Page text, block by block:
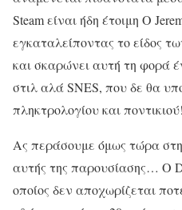
Steam είναι ήδη έτοιμη Ο
εγκαταλείποντας το είδος
και σκαρώνει αυτή τη φορά
στιλ αλά SNES, που δε θα
πληκτρολογίου και ποντικιού!
Ας περάσουμε όμως τώρα
αυτής της παρουσίασης… Ο
οποίος δεν αποχωρίζεται